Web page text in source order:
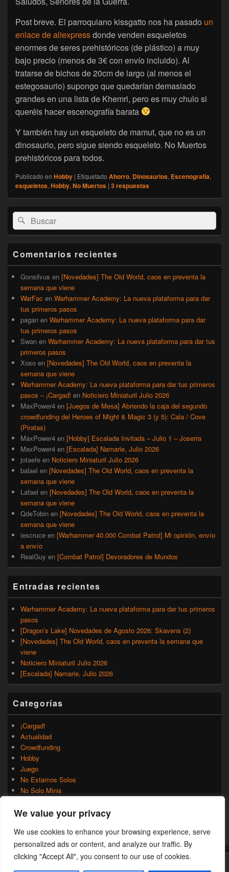
We value your privacy
We use cookies to enhance your browsing experience, serve
personalized ads or content, and analyze our traffic. By
clicking "Accept All", you consent to our use of cookies.
Post breve. El parroquiano kissgatto nos ha pasado un
enlace de aliexpressdonde venden esqueletos
enormes de seres prehistóricos (de plástico) a muy
bajo precio (menos de 3€ con envío incluido). Al
tratarse de bichos de 20cm de largo (al menos el
estegosaurio) supongo que quedarían demasiado
grandes en una lista de Khemri, pero es muy chulo si
queréis hacer escenografía barata
Y también hay un esqueleto de mamut, que no es un
dinosaurio, pero sigue siendo esqueleto. No Muertos
prehistóricos para todos.
Publicado en Hobby | Etiquetado Ahorro, Dinosaurios, Escenografía,
esqueletos, Hobby, No Muertos | 3respuestas
área
de
widget
lateral
primaria
Buscar
por:
Buscar
Comentarios recientes
Gonsilvus en [Novedades] The Old World, caos en preventa la
semana que viene
WarFac en Warhammer Academy: La nueva plataforma para dar
tus primeros pasos
pagan en Warhammer Academy: La nueva plataforma para dar
tus primeros pasos
Swan en Warhammer Academy: La nueva plataforma para dar tus
primeros pasos
Xoso en [Novedades] The Old World, caos en preventa la
semana que viene
Warhammer Academy: La nueva plataforma para dar tus primeros
pasos – ¡Cargad! en Noticiero Miniaturil Julio 2026
MaxPower4 en [Juegos de Mesa] Abriendo la caja del segundo
crowdfunding del Heroes of Might & Magic 3 (y 5): Cala / Cove
(Piratas)
MaxPower4 en [Hobby] Escalada Invitada – Julio 1 – Joserra
MaxPower4 en [Escalada] Namarie, Julio 2026
jotaefe en Noticiero Miniaturil Julio 2026
balael en [Novedades] The Old World, caos en preventa la
semana que viene
Lafael en [Novedades] The Old World, caos en preventa la
semana que viene
QdeTobin en [Novedades] The Old World, caos en preventa la
semana que viene
iescruce en [Warhammer 40.000 Combat Patrol] Mi opinión, envío
a envío
RealGuy en [Combat Patrol] Devoradores de Mundos
Entradas recientes
Warhammer Academy: La nueva plataforma para dar tus primeros
pasos
[Dragon’s Lake] Novedades de Agosto 2026: Skavens (2)
[Novedades] The Old World, caos en preventa la semana que
viene
Noticiero Miniaturil Julio 2026
[Escalada] Namarie, Julio 2026
Categorías
¡Cargad!
Actualidad
Crowdfunding
Hobby
Juego
No Estamos Solos
No Solo Minis
Rumores
Uncategorized